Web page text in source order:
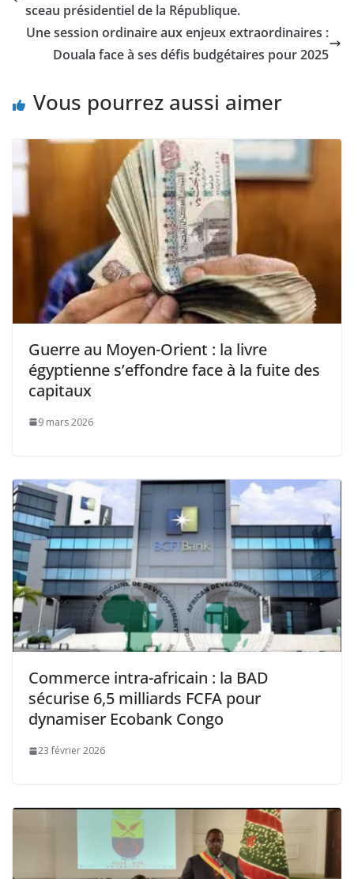
sceau présidentiel de la République.
Une session ordinaire aux enjeux extraordinaires :
Douala face à ses défis budgétaires pour 2025
Vous pourrez aussi aimer
Guerre au Moyen-Orient : la livre
égyptienne s’effondre face à la fuite des
capitaux
9 mars 2026
Commerce intra-africain : la BAD
sécurise 6,5 milliards FCFA pour
dynamiser Ecobank Congo
23 février 2026